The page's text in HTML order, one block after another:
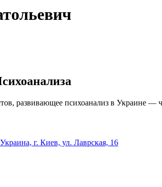
развивающее психоанализ в Украине —
Украина, г. Киев, ул. Лаврская, 16